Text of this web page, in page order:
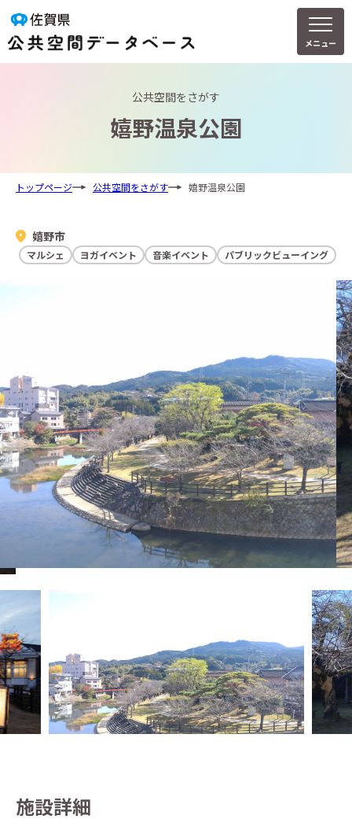
メニュー
公共空間をさがす
嬉野温泉公園
トップページ 公共空間をさがす 嬉野温泉公園
嬉野市
マルシェ ヨガイベント 音楽イベント パブリックビューイング
施設詳細